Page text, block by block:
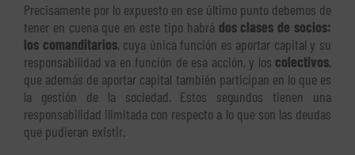
Precisamente por lo expuesto en ese último punto debemos de
tener en cuena que en este tipo habrá dos clases de socios:
los comanditarios, cuya única función es aportar capital y su
responsabilidad va en función de esa acción, y los colectivos,
que además de aportar capital también participan en lo que es
la gestión de la sociedad. Estos segundos tienen una
responsabilidad ilimitada con respecto a lo que son las deudas
que pudieran existir.